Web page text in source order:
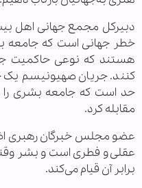
دبیرکل مجمع جهانی اهل
خطر جهانی است که جامعه
هستند که نوعی حاکمیت
کنند. جریان صهیونیسم
حد است که جامعه بشری را
مقابله کرد.
عضو مجلس خبرگان رهبری
عقلی و فطری است و بشر
برابر آن قیام می‌کند.